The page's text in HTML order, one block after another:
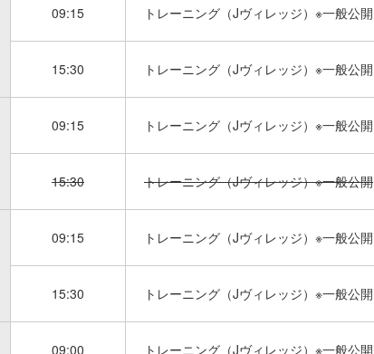
09:15 トレーニング（Jヴィレッジ）※一般公開
15:30 トレーニング（Jヴィレッジ）※一般公開
09:15 トレーニング（Jヴィレッジ）※一般公開
15:30 トレーニング（Jヴィレッジ）※一般公開
09:15 トレーニング（Jヴィレッジ）※一般公開
15:30 トレーニング（Jヴィレッジ）※一般公開
09:00 トレーニング（Jヴィレッジ）※一般公開